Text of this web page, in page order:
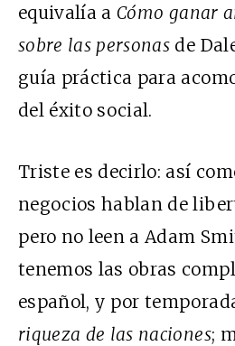
equivalía aCómo ganar
sobre las personas de
guía práctica para
del éxito social.
Triste es decirlo: así
negocios hablan de
pero no leen a Adam
tenemos las obras
español, y por
riqueza de las naciones;